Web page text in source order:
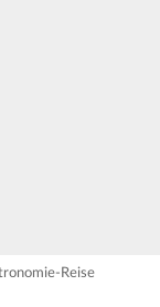
Reise